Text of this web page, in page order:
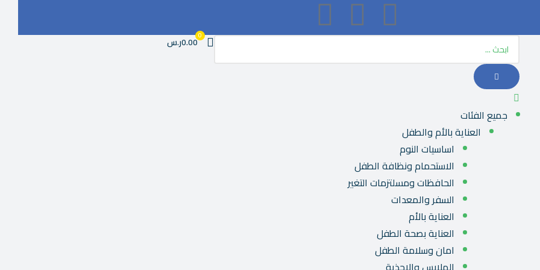
00.00ر.س
جميع الفئات
العناية بالأم والطفل
اساسيات النوم
الاستحمام ونظافة الطفل
الحافظات ومسلتزمات التغير
السفر والمعدات
العناية بالأم
العناية بصحة الطفل
امان وسلامة الطفل